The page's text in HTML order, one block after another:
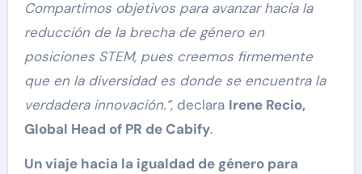
Compartimos objetivos para avanzar hacia la
reducción de la brecha de género en
posiciones STEM, pues creemos firmemente
que en la diversidad es donde se encuentra la
verdadera innovación.”, declara Irene Recio,
Global Head of PR de Cabify.
Un viaje hacia la igualdad de género para